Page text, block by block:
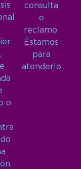
o
consulta
o
reclamo.
Estamos
para
atenderlo.